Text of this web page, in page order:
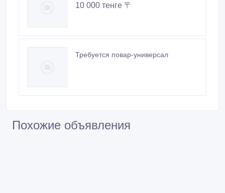
10 000 тенге 〒
Требуется повар-универсал
Похожие объявления